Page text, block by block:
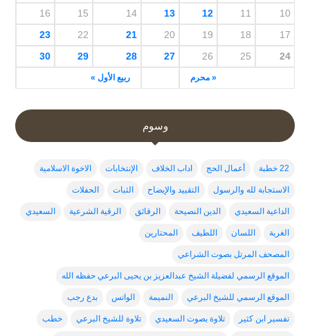
« محرم ربيع الأول »
10
11
12
13
14
15
16
17
18
19
20
21
22
23
24
25
26
27
28
29
30
وسوم
22 خطبة أعمال الحج اداب الخلاف الإنتخابات الاخوة الاسلامية
الاستجابة لله والرسول التقييد والإيضاح الثبات الحفلات
الداعية السعيدي الدين النصيحة الرقائق الرقية الشرعية السعيدي
الغربة اللسان اللطيف المحتارين
المصحف المرتل بصوت الشراعي
الموقع الرسمي لفضيلة الشيخ عبدالعزيز بن يحيى البرعي حفظه الله
الموقع الرسمي للشيخ البرعي النميمة الواتس بدع رجب
تفسير ابن كثير تلاوة بصوت السعيدي تلاوة للشيخ البرعي خطب